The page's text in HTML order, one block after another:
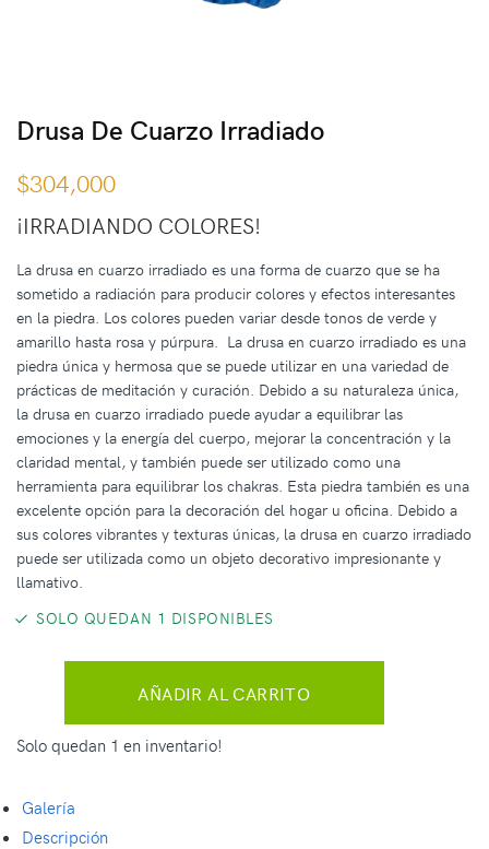
Drusa De Cuarzo Irradiado
$304,000
¡IRRADIANDO COLORES!
La drusa en cuarzo irradiado es una forma de cuarzo que se ha
sometido a radiación para producir colores y efectos interesantes
en la piedra. Los colores pueden variar desde tonos de verde y
amarillo hasta rosa y púrpura. La drusa en cuarzo irradiado es una
piedra única y hermosa que se puede utilizar en una variedad de
prácticas de meditación y curación. Debido a su naturaleza única,
la drusa en cuarzo irradiado puede ayudar a equilibrar las
emociones y la energía del cuerpo, mejorar la concentración y la
claridad mental, y también puede ser utilizado como una
herramienta para equilibrar los chakras. Esta piedra también es una
excelente opción para la decoración del hogar u oficina. Debido a
sus colores vibrantes y texturas únicas, la drusa en cuarzo irradiado
puede ser utilizada como un objeto decorativo impresionante y
llamativo.
SOLO QUEDAN 1 DISPONIBLES
AÑADIR AL CARRITO
Solo quedan 1 en inventario!
Galería
Descripción